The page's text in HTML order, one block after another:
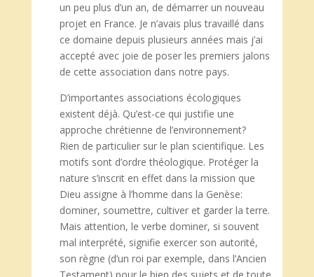
un peu plus d’un an, de démarrer un nouveau
projet en France. Je n’avais plus travaillé dans
ce domaine depuis plusieurs années mais j’ai
accepté avec joie de poser les premiers jalons
de cette association dans notre pays.
D’importantes associations écologiques
existent déjà. Qu’est-ce qui justifie une
approche chrétienne de l’environnement?
Rien de particulier sur le plan scientifique. Les
motifs sont d’ordre théologique. Protéger la
nature s’inscrit en effet dans la mission que
Dieu assigne à l’homme dans la Genèse:
dominer, soumettre, cultiver et garder la terre.
Mais attention, le verbe dominer, si souvent
mal interprété, signifie exercer son autorité,
son règne (d’un roi par exemple, dans l’Ancien